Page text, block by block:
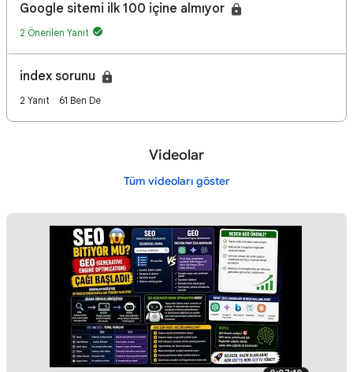
Google sitemi ilk 100 içine almıyor
2 Önerilen Yanıt
index sorunu
2 Yanıt 61 Ben De
Videolar
Tüm videoları göster